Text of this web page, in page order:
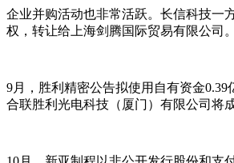
企业并购活动也非常活跃。长信科技一
权，转让给上海剑腾国际贸易有限公司
9月，胜利精密公告拟使用自有资金
合联胜利光电科技（厦门）有限公司将